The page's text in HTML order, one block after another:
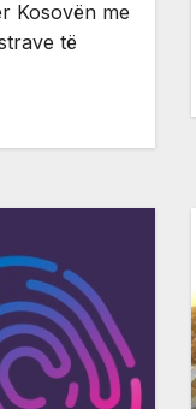
Kosovën me
të